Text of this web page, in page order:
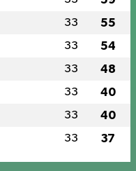
33 55
33 54
33 48
33 40
33 40
33 37